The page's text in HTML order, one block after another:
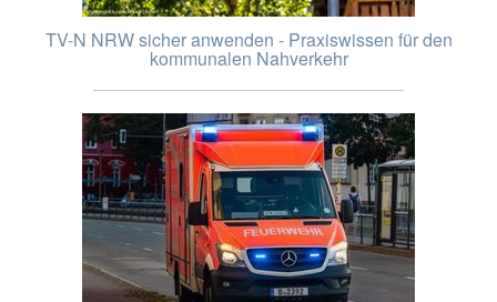
TV-N NRW sicher anwenden - Praxiswissen für den
kommunalen Nahverkehr